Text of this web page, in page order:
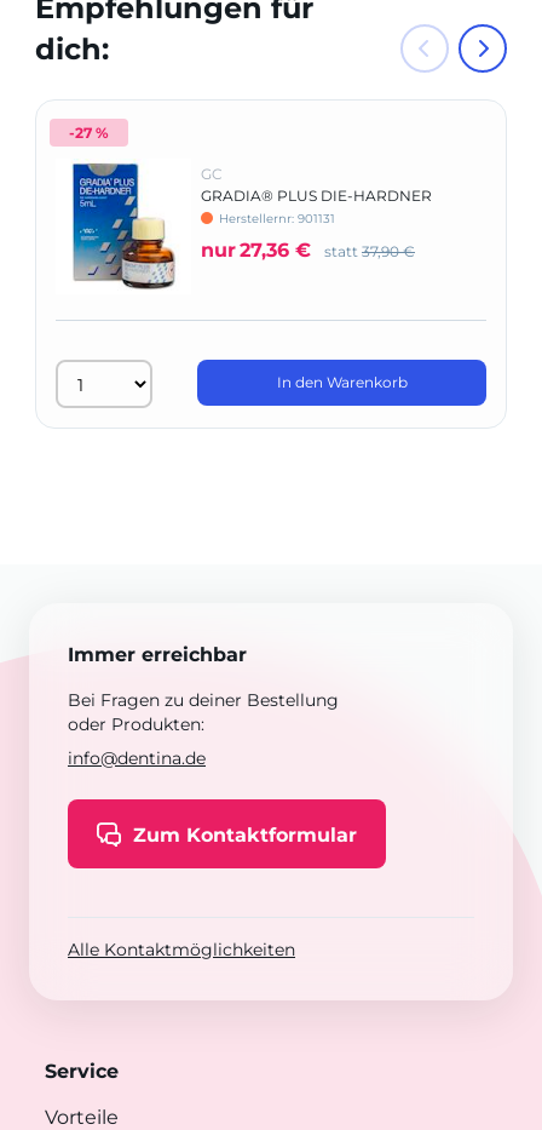
Empfehlungen für
dich:
-27 %
GC
GRADIA® PLUS DIE-HARDNER
Herstellernr: 901131
nur27,36 € statt 37,90 €
In den Warenkorb
Immer erreichbar
Bei Fragen zu deiner Bestellung
oder Produkten:
info@dentina.de
Zum Kontaktformular
Alle Kontaktmöglichkeiten
Service
Vorteile